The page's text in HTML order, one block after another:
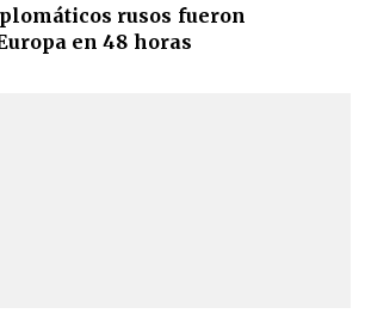
rusos fueron
en 48 horas